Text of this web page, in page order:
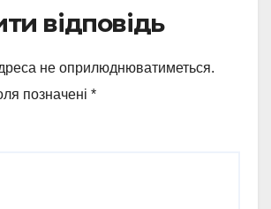
відповідь
не оприлюднюватиметься.
позначені *